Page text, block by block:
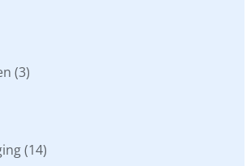
(3)
(14)